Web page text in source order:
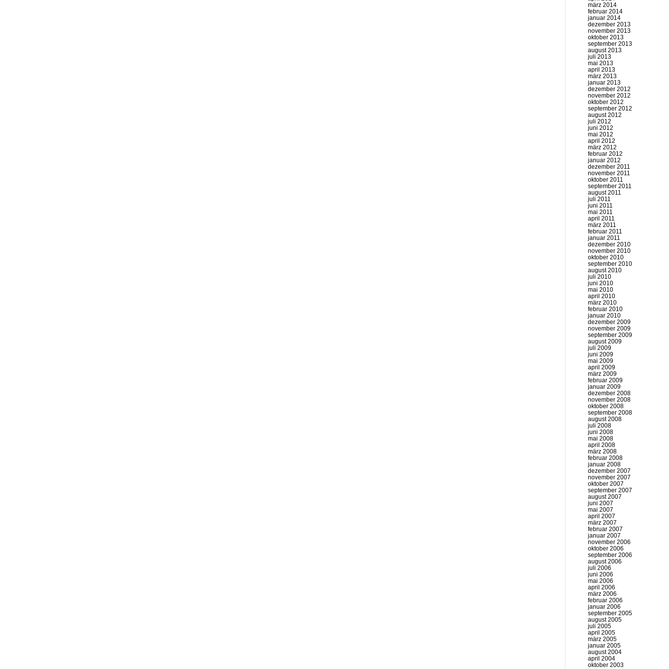
märz 2014
februar 2014
januar 2014
dezember 2013
november 2013
oktober 2013
september 2013
august 2013
juli 2013
mai 2013
april 2013
märz 2013
januar 2013
dezember 2012
november 2012
oktober 2012
september 2012
august 2012
juli 2012
juni 2012
mai 2012
april 2012
märz 2012
februar 2012
januar 2012
dezember 2011
november 2011
oktober 2011
september 2011
august 2011
juli 2011
juni 2011
mai 2011
april 2011
märz 2011
februar 2011
januar 2011
dezember 2010
november 2010
oktober 2010
september 2010
august 2010
juli 2010
juni 2010
mai 2010
april 2010
märz 2010
februar 2010
januar 2010
dezember 2009
november 2009
september 2009
august 2009
juli 2009
juni 2009
mai 2009
april 2009
märz 2009
februar 2009
januar 2009
dezember 2008
november 2008
oktober 2008
september 2008
august 2008
juli 2008
juni 2008
mai 2008
april 2008
märz 2008
februar 2008
januar 2008
dezember 2007
november 2007
oktober 2007
september 2007
august 2007
juni 2007
mai 2007
april 2007
märz 2007
februar 2007
januar 2007
november 2006
oktober 2006
september 2006
august 2006
juli 2006
juni 2006
mai 2006
april 2006
märz 2006
februar 2006
januar 2006
september 2005
august 2005
juli 2005
april 2005
märz 2005
januar 2005
august 2004
april 2004
oktober 2003